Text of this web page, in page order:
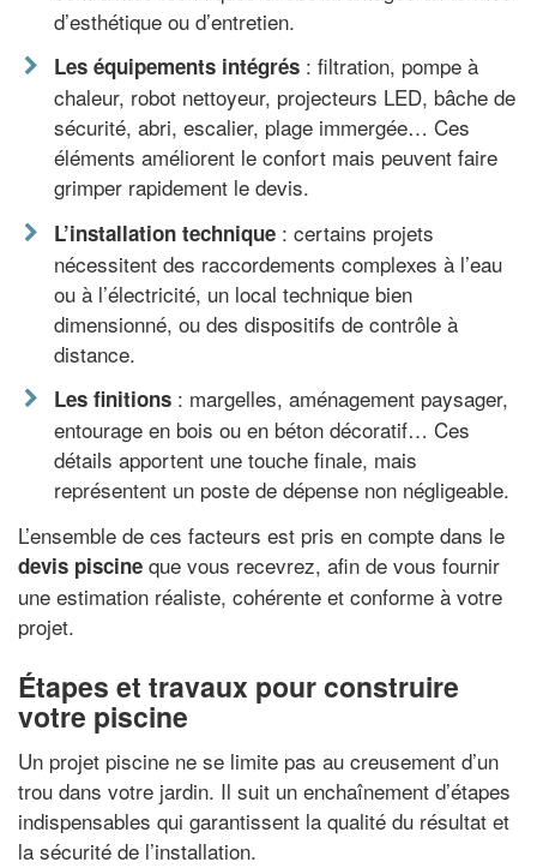
d’esthétique ou d’entretien.
Les équipements intégrés : filtration, pompe à
chaleur, robot nettoyeur, projecteurs LED, bâche de
sécurité, abri, escalier, plage immergée… Ces
éléments améliorent le confort mais peuvent faire
grimper rapidement le devis.
L’installation technique : certains projets
nécessitent des raccordements complexes à l’eau
ou à l’électricité, un local technique bien
dimensionné, ou des dispositifs de contrôle à
distance.
Les finitions : margelles, aménagement paysager,
entourage en bois ou en béton décoratif… Ces
détails apportent une touche finale, mais
représentent un poste de dépense non négligeable.
L’ensemble de ces facteurs est pris en compte dans le
devis piscine que vous recevrez, afin de vous fournir
une estimation réaliste, cohérente et conforme à votre
projet.
Étapes et travaux pour construire
votre piscine
Un projet piscine ne se limite pas au creusement d’un
trou dans votre jardin. Il suit un enchaînement d’étapes
indispensables qui garantissent la qualité du résultat et
la sécurité de l’installation.